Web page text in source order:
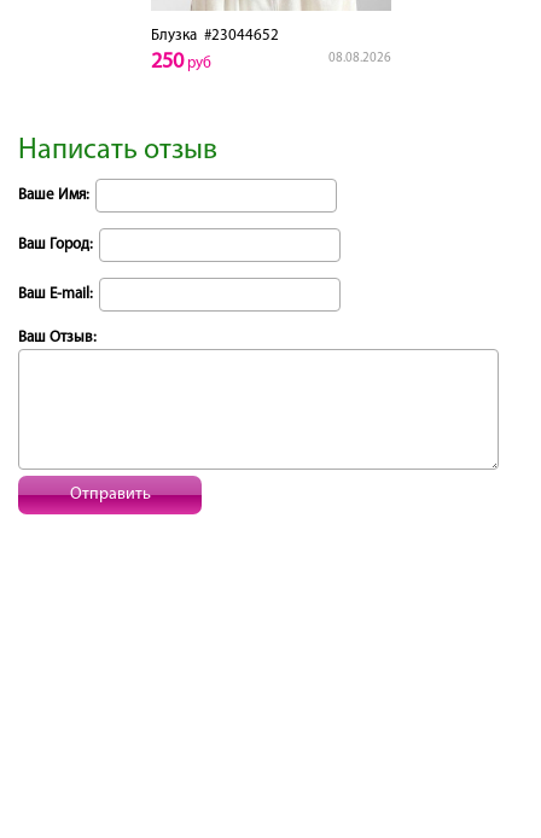
Блузка#23044652
08.08.2026
250руб
Написать отзыв
Ваше Имя:
Ваш Город:
Ваш E-mail:
Ваш Отзыв:
Отправить